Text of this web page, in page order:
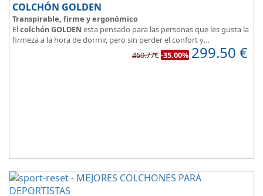
COLCHÓN GOLDEN
Transpirable, firme y ergonómico
Elcolchón GOLDENesta pensado para las personas que les gusta la
firmeza a la hora de dormir, pero sin perder el confort y
adaptabilidad que nos ofrece la viscoelástica.
Su excelente diseño, suave tejido e independencia de lechos,
460.77€ -35.00% 299.50 €